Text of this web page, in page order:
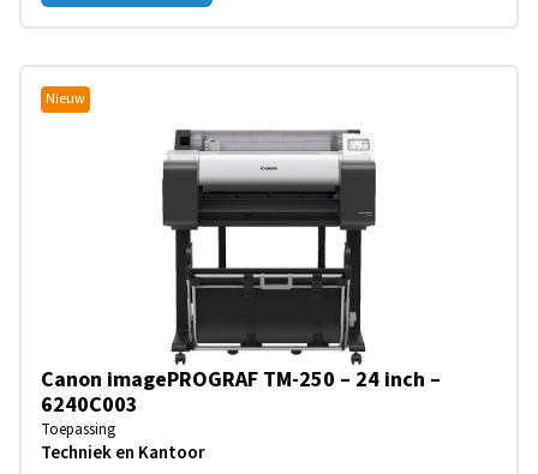
Nieuw
Canon imagePROGRAF TM-250 – 24 inch –
6240C003
Toepassing
Techniek en Kantoor